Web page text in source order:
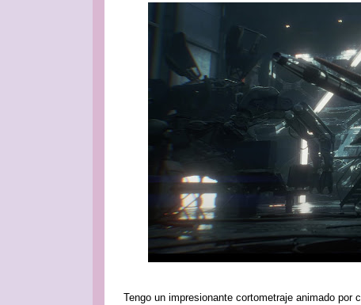
Tengo un impresionante cortometraje animado